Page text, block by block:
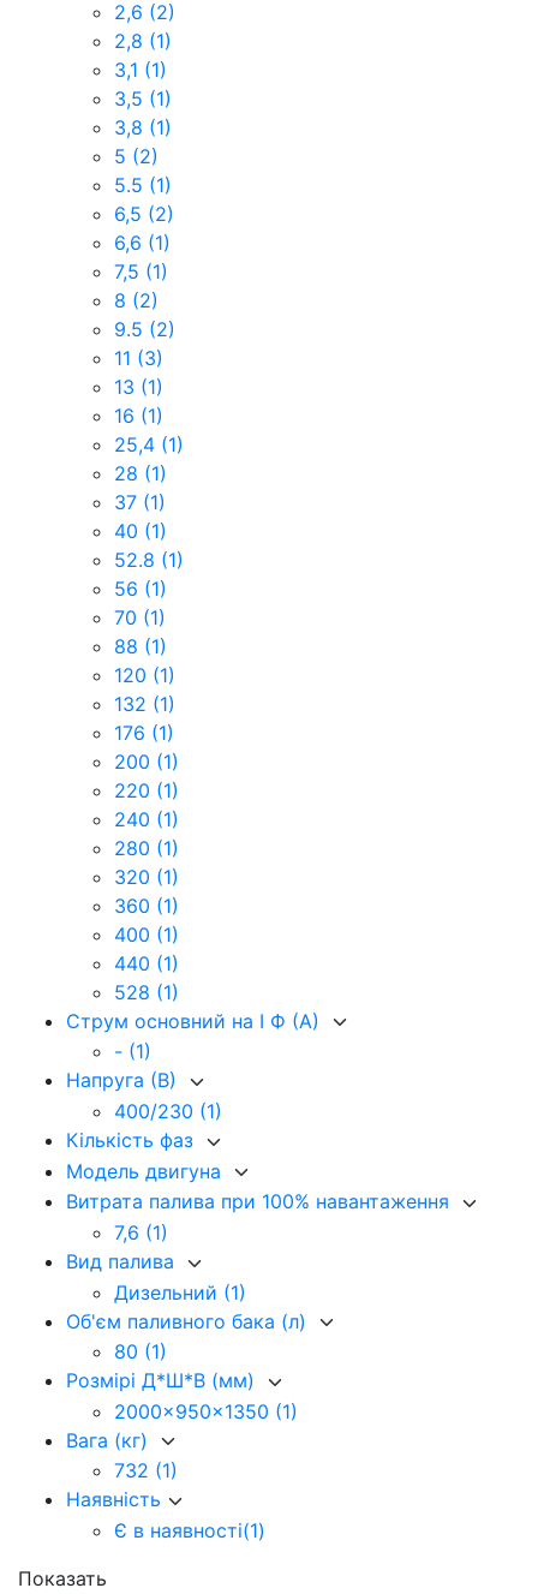
2,6 (2)
2,8 (1)
3,1 (1)
3,5 (1)
3,8 (1)
5 (2)
5.5 (1)
6,5 (2)
6,6 (1)
7,5 (1)
8 (2)
9.5 (2)
11 (3)
13 (1)
16 (1)
25,4 (1)
28 (1)
37 (1)
40 (1)
52.8 (1)
56 (1)
70 (1)
88 (1)
120 (1)
132 (1)
176 (1)
200 (1)
220 (1)
240 (1)
280 (1)
320 (1)
360 (1)
400 (1)
440 (1)
528 (1)
Струм основний на I Ф (А)
- (1)
Напруга (В)
400/230 (1)
Кількість фаз
Модель двигуна
Витрата палива при 100% навантаження
7,6 (1)
Вид палива
Дизельний (1)
Об'єм паливного бака (л)
80 (1)
Розмірі Д*Ш*В (мм)
2000x950x1350 (1)
Вага (кг)
732 (1)
Наявність
Є в наявності(1)
Показать